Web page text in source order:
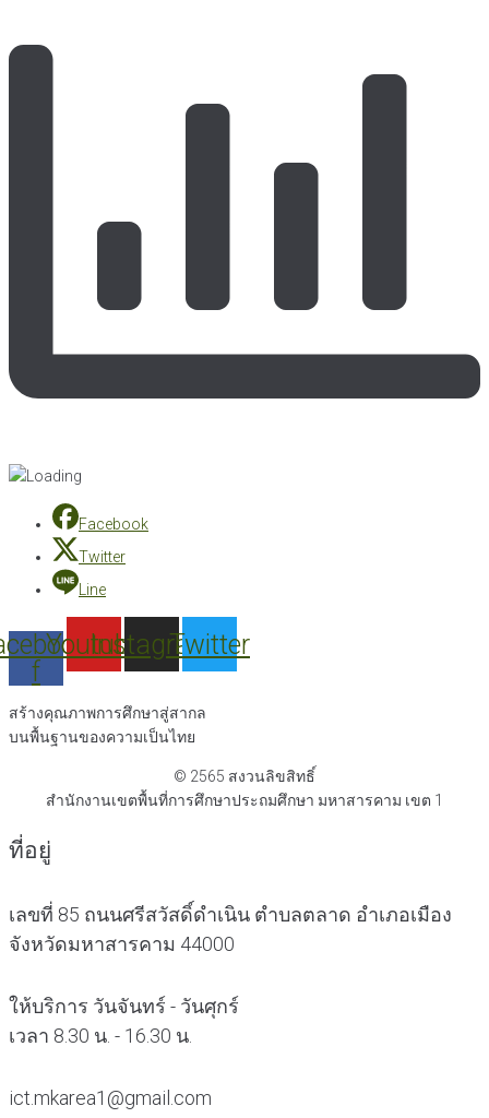
Facebook
Twitter
Line
f
Youtube
Instagram
Twitter
สร้างคุณภาพการศึกษาสู่สากล
บนพื้นฐานของความเป็นไทย
© 2565 สงวนลิขสิทธิ์
สำนักงานเขตพื้นที่การศึกษาประถมศึกษา มหาสารคาม เขต 1
ที่อยู่
เลขที่ 85 ถนนศรีสวัสดิ์ดำเนิน ตำบลตลาด อำเภอเมือง
จังหวัดมหาสารคาม 44000
ให้บริการ วันจันทร์ - วันศุกร์
เวลา 8.30 น. - 16.30 น.
ict.mkarea1@gmail.com